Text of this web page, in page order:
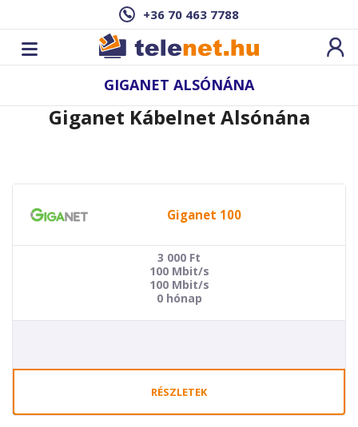
+36 70 463 7788
GIGANET ALSÓNÁNA
Giganet Kábelnet Alsónána
Giganet 100
3 000 Ft
100 Mbit/s
100 Mbit/s
0 hónap
RÉSZLETEK